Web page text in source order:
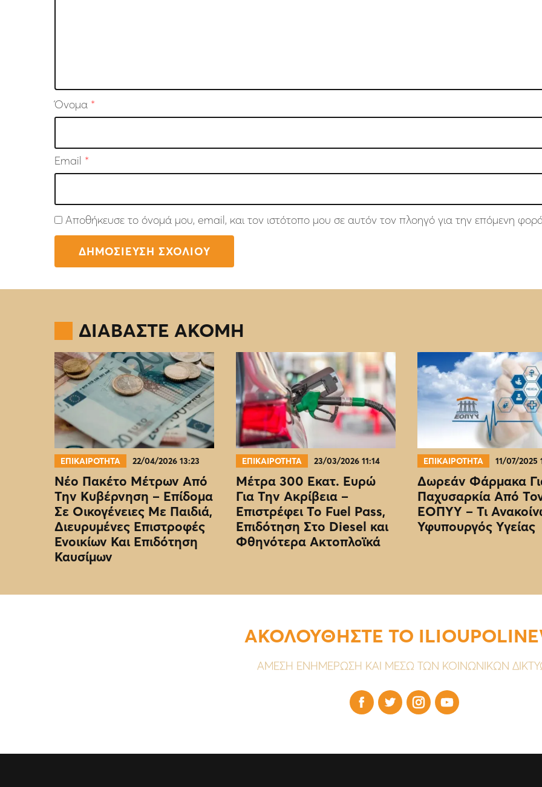
Όνομα *
Email *
Αποθήκευσε το όνομά μου, email, και τον ιστότοπο μου σε αυτόν τον πλοηγό για την επόμενη
ΔΙΑΒΑΣΤΕ ΑΚΟΜΗ
ΕΠΙΚΑΙΡΟΤΗΤΑ 22/04/2026 13:23
Νέο Πακέτο Μέτρων Από
Την Κυβέρνηση – Επίδομα
Σε Οικογένειες Με Παιδιά,
Διευρυμένες Επιστροφές
Ενοικίων Και Επιδότηση
Καυσίμων
ΕΠΙΚΑΙΡΟΤΗΤΑ 23/03/2026 11:14
Μέτρα 300 Εκατ. Ευρώ
Για Την Ακρίβεια –
Επιστρέφει Το Fuel Pass,
Επιδότηση Στο Diesel και
Φθηνότερα Ακτοπλοϊκά
ΕΠΙΚΑΙΡΟΤΗΤΑ 11/07/2025
Δωρεάν Φάρμακα
Παχυσαρκία Από
EOΠΥΥ – Τι
Υφυπουργός Υγείας
ΑΚΟΛΟΥΘΗΣΤΕ ΤΟ
ΑΜΕΣΗ ΕΝΗΜΕΡΩΣΗ ΚΑΙ ΜΕΣΩ ΤΩΝ ΚΟΙΝΩΝΙΚΩΝ
   